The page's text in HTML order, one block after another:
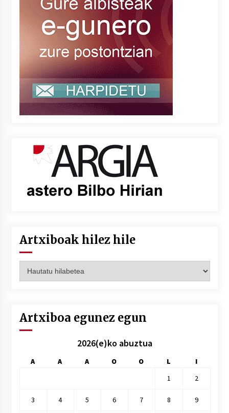
Artxiboak hilez hile
hilez
Artxiboa egunez egun
2026(e)ko abuztua
A A A O O L
I
1
2
3 4 5 6 7 8 9